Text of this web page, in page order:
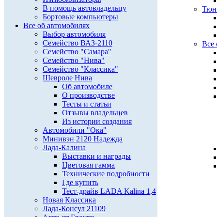
В помощь автовладельцу
Бортовые компьютеры
Все об автомобилях
Выбор автомобиля
Семейство ВАЗ-2110
Семейство "Самара"
Семейство "Нива"
Семейство "Классика"
Шевроле Нива
Об автомобиле
О производстве
Тесты и статьи
Отзывы владельцев
Из истории создания
Автомобили "Ока"
Минивэн 2120 Надежда
Лада-Калина
Выставки и награды
Цветовая гамма
Технические подробности
Где купить
Тест-драйв LADA Kalina 1,4
Новая Классика
Лада-Консул 21109
Все